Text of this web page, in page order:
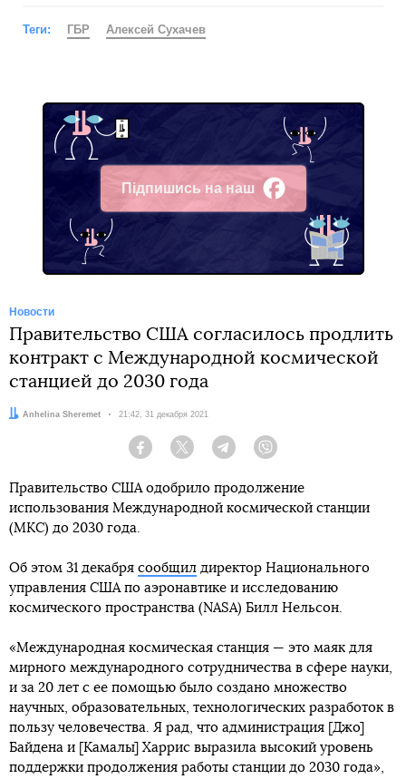
Теги: ГБР Алексей Сухачев
Підпишись на наш
Facebook
Новости
Правительство США согласилось продлить
контракт с Международной космической
станцией до 2030 года
Автор:
Anhelina Sheremet Дата:
21:42, 31 декабря 2021
Facebook Twitter Telegram
Правительство США одобрило продолжение
использования Международной космической станции
(МКС) до 2030 года.
Об этом 31 декабря сообщил директор Национального
управления США по аэронавтике и исследованию
космического пространства (NASA) Билл Нельсон.
«Международная космическая станция — это маяк для
мирного международного сотрудничества в сфере науки,
и за 20 лет с ее помощью было создано множество
научных, образовательных, технологических разработок в
пользу человечества. Я рад, что администрация [Джо]
Байдена и [Камалы] Харрис выразила высокий уровень
поддержки продолжения работы станции до 2030 года»,